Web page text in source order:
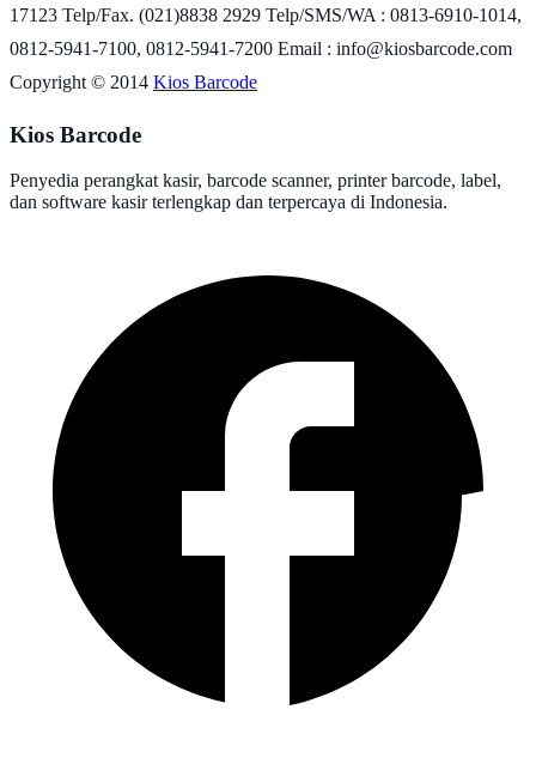
17123 Telp/Fax. (021)8838 2929 Telp/SMS/WA : 0813-6910-1014,
0812-5941-7100, 0812-5941-7200 Email : info@kiosbarcode.com
Copyright © 2014 Kios Barcode
Kios Barcode
Penyedia perangkat kasir, barcode scanner, printer barcode, label,
dan software kasir terlengkap dan terpercaya di Indonesia.